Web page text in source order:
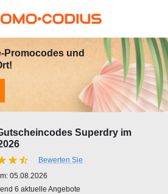
Promocodes und
Superdry im
Bewerten Sie
05.08.2026
6 aktuelle Angebote